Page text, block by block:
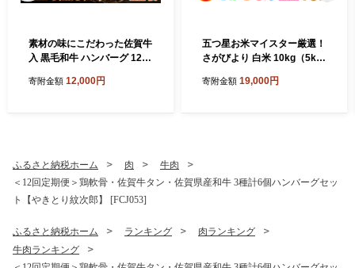
素材の味にこだわった佐賀牛
入 黒毛和牛 ハンバーグ 12個
ばいばーぐ はんばーぐ 弁当
寄附金額 12,000円
五つ星お米マイスター厳選！
さがびより 白米 10kg（5kg
店 [FCW046]
寄附金額 19,000円
ふるさと納税ホーム 肉
牛肉
＜12回定期便＞鶏軟骨・佐賀牛タン・佐賀県産和牛 3種計6個ハンバーグセッ
ト【やきとり紋次郎】 [FCJ053]
ふるさと納税ホーム ランキング
肉ランキング
牛肉ランキング